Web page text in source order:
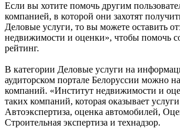
Если вы хотите помочь другим
компанией, в которой они захотят
Деловые услуги, то вы можете оставить
недвижимости и оценки», чтобы помочь
рейтинг.
В категории Деловые услуги на
аудиторском портале Белоруссии можно
компаний. «Институт недвижимости и
таких компаний, которая оказывает
Автоэкспертиза, оценка автомобилей,
Строительная экспертиза и технадзор.